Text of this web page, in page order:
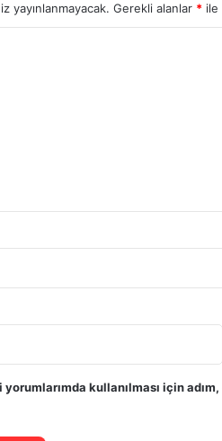
yayınlanmayacak. Gerekli alanlar * ile
yorumlarımda kullanılması için